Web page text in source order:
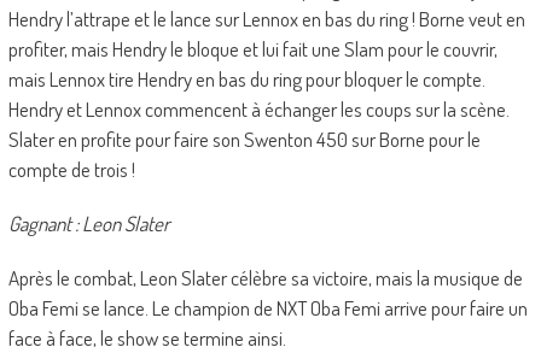
Hendry l’attrape et le lance sur Lennox en bas du ring ! Borne veut en
profiter, mais Hendry le bloque et lui fait une Slam pour le couvrir,
mais Lennox tire Hendry en bas du ring pour bloquer le compte.
Hendry et Lennox commencent à échanger les coups sur la scène.
Slater en profite pour faire son Swenton 450 sur Borne pour le
compte de trois !
Gagnant : Leon Slater
Après le combat, Leon Slater célèbre sa victoire, mais la musique de
Oba Femi se lance. Le champion de NXT Oba Femi arrive pour faire un
face à face, le show se termine ainsi.